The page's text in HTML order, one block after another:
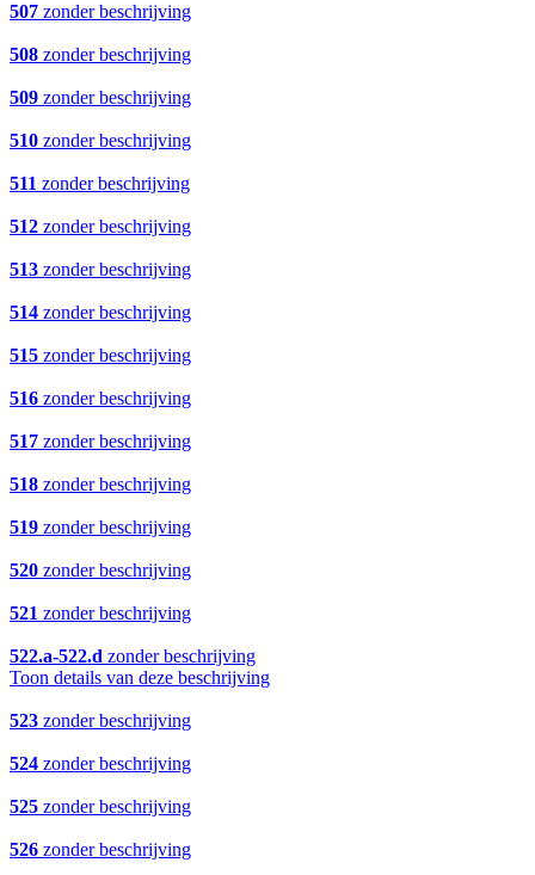
507 zonder beschrijving
508 zonder beschrijving
509 zonder beschrijving
510 zonder beschrijving
511 zonder beschrijving
512 zonder beschrijving
513 zonder beschrijving
514 zonder beschrijving
515 zonder beschrijving
516 zonder beschrijving
517 zonder beschrijving
518 zonder beschrijving
519 zonder beschrijving
520 zonder beschrijving
521 zonder beschrijving
522.a-522.d zonder beschrijving
Toon details van deze beschrijving
523 zonder beschrijving
524 zonder beschrijving
525 zonder beschrijving
526 zonder beschrijving